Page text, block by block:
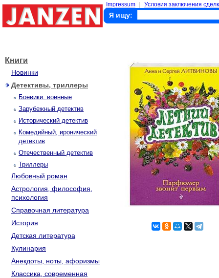
Impressum Условия заключения
Я ищу:
Книги
Новинки
Детективы, триллеры
Боевики, военные
Зарубежный детектив
Исторический детектив
Комедийный, иронический
детектив
Отечественный детектив
Триллеры
Любовный роман
Астрология, философия,
психология
Справочная литература
История
Детская литература
Кулинария
Анекдоты, ноты, афоризмы
Классика, современная